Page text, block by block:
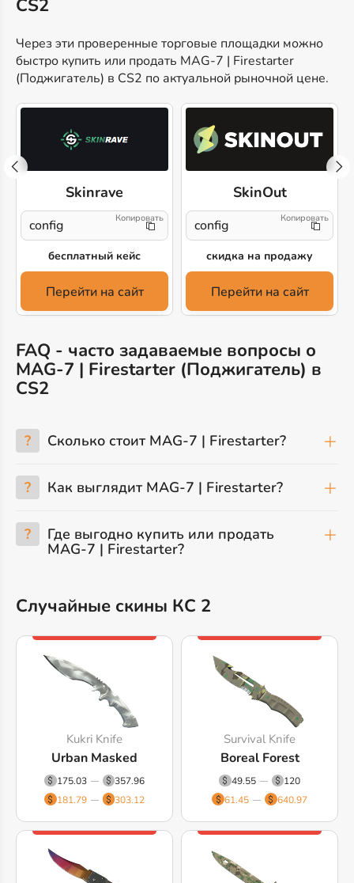
CS2
Через эти проверенные торговые площадки можно
быстро купить или продать MAG-7 | Firestarter
(Поджигатель) в CS2 по актуальной рыночной цене.
Skinrave
config
бесплатный кейс
Перейти на сайт
SkinOut
config
скидка на продажу
Перейти на сайт
FAQ - часто задаваемые вопросы о
MAG-7 | Firestarter (Поджигатель) в
CS2
? Сколько стоит MAG-7 | Firestarter?
? Как выглядит MAG-7 | Firestarter?
? Где выгодно купить или продать
MAG-7 | Firestarter?
Случайные скины КС 2
Kukri Knife
Urban Masked
175.03
357.96
181.79
303.12
Survival Knife
Boreal Forest
49.55
120
61.45
640.97